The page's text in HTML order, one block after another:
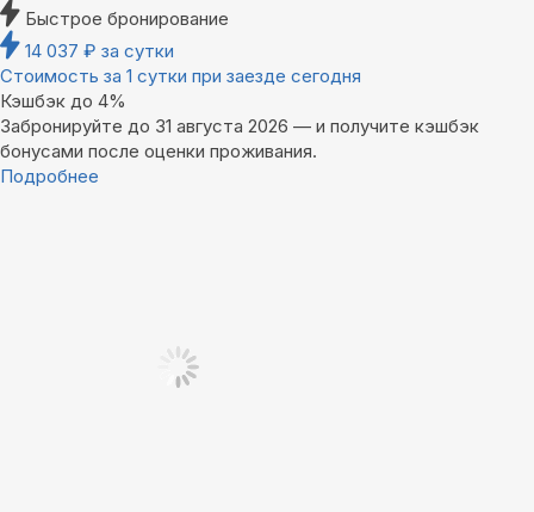
Быстрое бронирование
14 037 ₽ за сутки
Стоимость за 1 сутки при заезде сегодня
Кэшбэк до 4%
Забронируйте до 31 августа 2026 — и получите кэшбэк
бонусами после оценки проживания.
Подробнее